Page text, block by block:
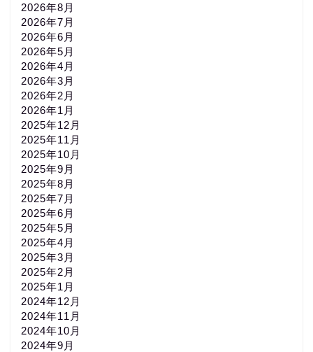
2026年8月
2026年7月
2026年6月
2026年5月
2026年4月
2026年3月
2026年2月
2026年1月
2025年12月
2025年11月
2025年10月
2025年9月
2025年8月
2025年7月
2025年6月
2025年5月
2025年4月
2025年3月
2025年2月
2025年1月
2024年12月
2024年11月
2024年10月
2024年9月